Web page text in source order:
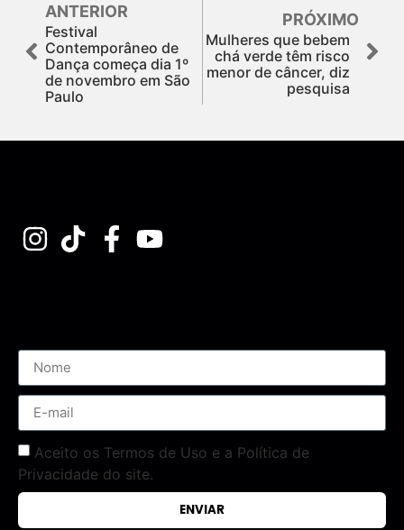
ANTERIOR
Festival
Contemporâneo de
Dança começa dia 1º
de novembro em São
Paulo
PRÓXIMO
Mulheres que bebem
chá verde têm risco
menor de câncer, diz
pesquisa
Aceito os Termos de Uso e a Política de
Privacidade do site.
ENVIAR